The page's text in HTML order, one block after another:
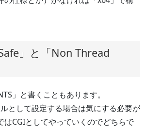
」と「Non Thread
」と書くこともあります。
として設定する場合は気にする必要が
はCGIとしてやっていくのでどちらで